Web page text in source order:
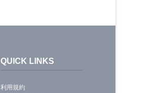
QUICK LINKS
利用規約